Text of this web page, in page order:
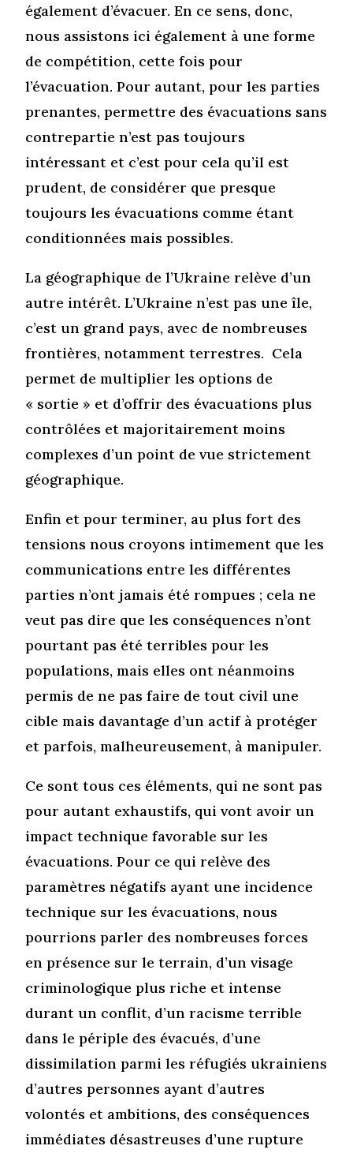
également d’évacuer. En ce sens, donc,
nous assistons ici également à une forme
de compétition, cette fois pour
l’évacuation. Pour autant, pour les parties
prenantes, permettre des évacuations sans
contrepartie n’est pas toujours
intéressant et c’est pour cela qu’il est
prudent, de considérer que presque
toujours les évacuations comme étant
conditionnées mais possibles.
La géographique de l’Ukraine relève d’un
autre intérêt. L’Ukraine n’est pas une île,
c’est un grand pays, avec de nombreuses
frontières, notamment terrestres. Cela
permet de multiplier les options de
« sortie » et d’offrir des évacuations plus
contrôlées et majoritairement moins
complexes d’un point de vue strictement
géographique.
Enfin et pour terminer, au plus fort des
tensions nous croyons intimement que les
communications entre les différentes
parties n’ont jamais été rompues ; cela ne
veut pas dire que les conséquences n’ont
pourtant pas été terribles pour les
populations, mais elles ont néanmoins
permis de ne pas faire de tout civil une
cible mais davantage d’un actif à protéger
et parfois, malheureusement, à manipuler.
Ce sont tous ces éléments, qui ne sont pas
pour autant exhaustifs, qui vont avoir un
impact technique favorable sur les
évacuations. Pour ce qui relève des
paramètres négatifs ayant une incidence
technique sur les évacuations, nous
pourrions parler des nombreuses forces
en présence sur le terrain, d’un visage
criminologique plus riche et intense
durant un conflit, d’un racisme terrible
dans le périple des évacués, d’une
dissimilation parmi les réfugiés ukrainiens
d’autres personnes ayant d’autres
volontés et ambitions, des conséquences
immédiates désastreuses d’une rupture